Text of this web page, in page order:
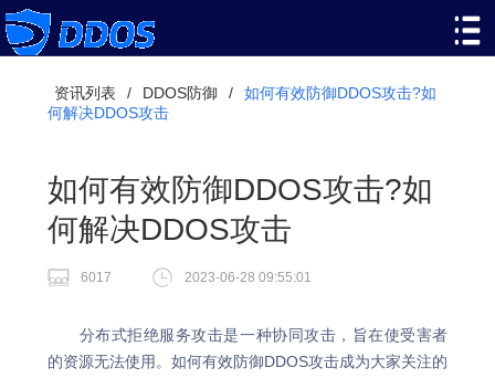
资讯列表 / DDOS防御 /
如何有效防御DDOS攻击?如
何解决DDOS攻击
如何有效防御DDOS攻击?如
何解决DDOS攻击
6017 2023-06-28 09:55:01
分布式拒绝服务攻击是一种协同攻击，旨在使受害者
的资源无法使用。如何有效防御DDOS攻击成为大家关注的